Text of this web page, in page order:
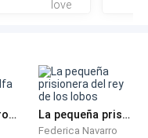
Rechazada: Prometida al Alfa Maldito La pequeña prisionera del rey de los lobos
Federica Navarro